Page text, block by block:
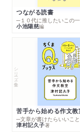
つながる読書
─１０代に推したいこの
小池陽慈編
シリーズ・全集
苦手から始める作文教
─文章が書けたらいいこ
津村記久子著